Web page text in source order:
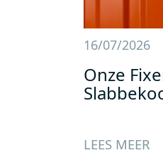
16/07/2026
Onze
LEES MEER